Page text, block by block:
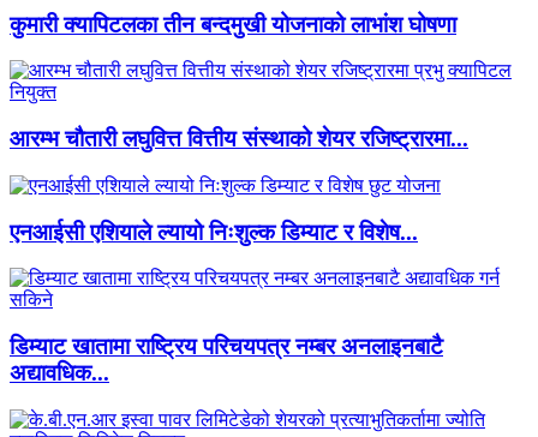
कुमारी क्यापिटलका तीन बन्दमुखी योजनाको लाभांश घोषणा
आरम्भ चौतारी लघुवित्त वित्तीय संस्थाको शेयर रजिष्ट्रारमा...
एनआईसी एशियाले ल्यायो निःशुल्क डिम्याट र विशेष...
डिम्याट खातामा राष्ट्रिय परिचयपत्र नम्बर अनलाइनबाटै
अद्यावधिक...